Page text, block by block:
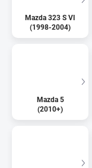
Mazda 323 S VI
(1998-2004)
Mazda 5
(2010+)